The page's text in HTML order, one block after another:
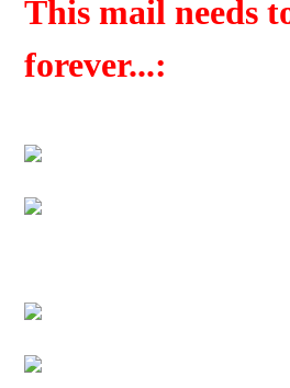
This mail needs
forever...: